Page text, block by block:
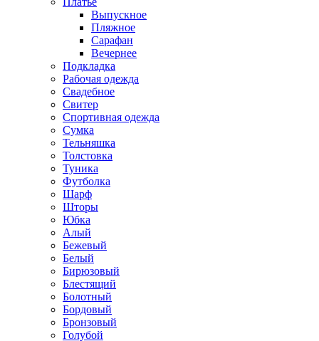
Выпускное
Пляжное
Сарафан
Вечернее
Подкладка
Рабочая одежда
Свадебное
Свитер
Спортивная одежда
Сумка
Тельняшка
Толстовка
Туника
Футболка
Шарф
Шторы
Юбка
Алый
Бежевый
Белый
Бирюзовый
Блестящий
Болотный
Бордовый
Бронзовый
Голубой